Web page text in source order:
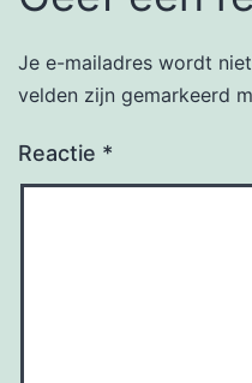
Je e-mailadres wordt
velden zijn gemarkeerd
Reactie *